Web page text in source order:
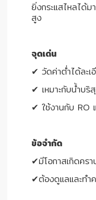
ยิ่งกระแสไหลไ
สูง
จุดเด่น
✔ วัดค่าต่ำได้ละเ
✔ เหมาะกับน้ำบริ
✔ ใช้งานกับ RO
ข้อจำกัด
✔มีโอกาสเกิดคร
✔ต้องดูแลและทำ